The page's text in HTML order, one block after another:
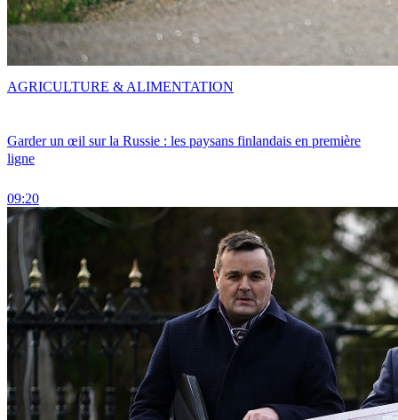
Garder un œil sur la Russie : les paysans finlandais en première
ligne
09:20
AGRICULTURE & ALIMENTATION